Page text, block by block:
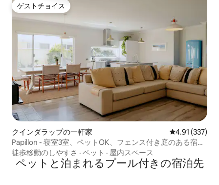
ゲストチョイス
ゲストチョイス
クインダラップの一軒家 レビュー337
4.91 (337)
Papillon - 寝室3室、ペットOK、フェンス付き庭のある宿泊
先
徒歩移動のしやすさ · ペット · 屋内スペース
ペットと泊まれるプール付きの宿泊先